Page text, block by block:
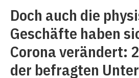
Doch auch die
Geschäfte haben
Corona verändert:
der befragten